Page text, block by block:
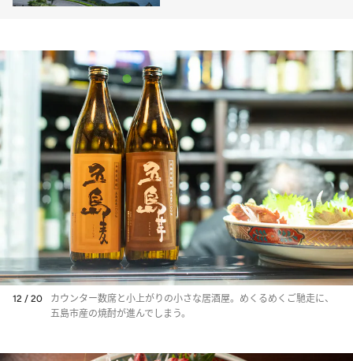
12 / 20
カウンター数席と小上がりの小さな居酒屋。めくるめくご馳走に、
五島市産の焼酎が進んでしまう。